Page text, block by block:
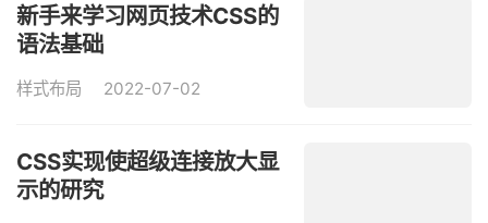
新手来学习网页技术CSS的
语法基础
样式布局 2022-07-02
CSS实现使超级连接放大显
示的研究